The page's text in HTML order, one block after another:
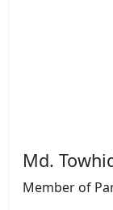
Md.
Member of